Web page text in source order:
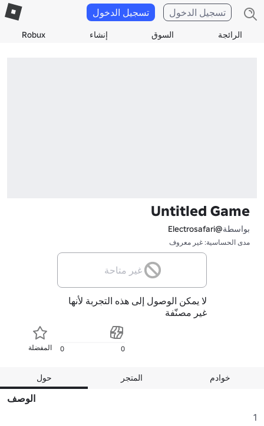
الرائجة السوق إنشاء Robux
تسجيل الدخول تسجيل الدخول
Untitled Game
بواسطة@Electrosafari
مدى الحساسية: غير معروف
غير متاحة
لا يمكن الوصول إلى هذه التجربة لأنها
غير مصنّفة
المفضلة 0 0
حول المتجر خوادم
الوصف
1